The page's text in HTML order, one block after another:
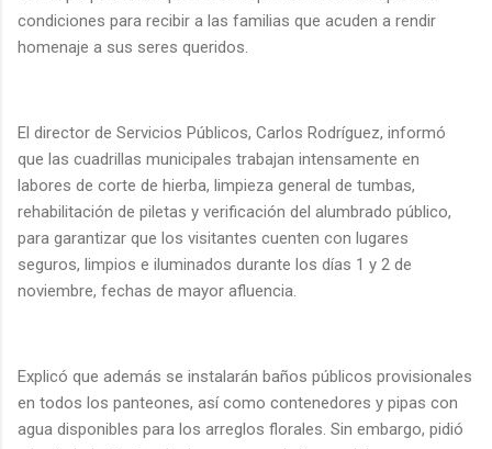
condiciones para recibir a las familias que acuden a rendir
homenaje a sus seres queridos.
El director de Servicios Públicos, Carlos Rodríguez, informó
que las cuadrillas municipales trabajan intensamente en
labores de corte de hierba, limpieza general de tumbas,
rehabilitación de piletas y verificación del alumbrado público,
para garantizar que los visitantes cuenten con lugares
seguros, limpios e iluminados durante los días 1 y 2 de
noviembre, fechas de mayor afluencia.
Explicó que además se instalarán baños públicos provisionales
en todos los panteones, así como contenedores y pipas con
agua disponibles para los arreglos florales. Sin embargo, pidió